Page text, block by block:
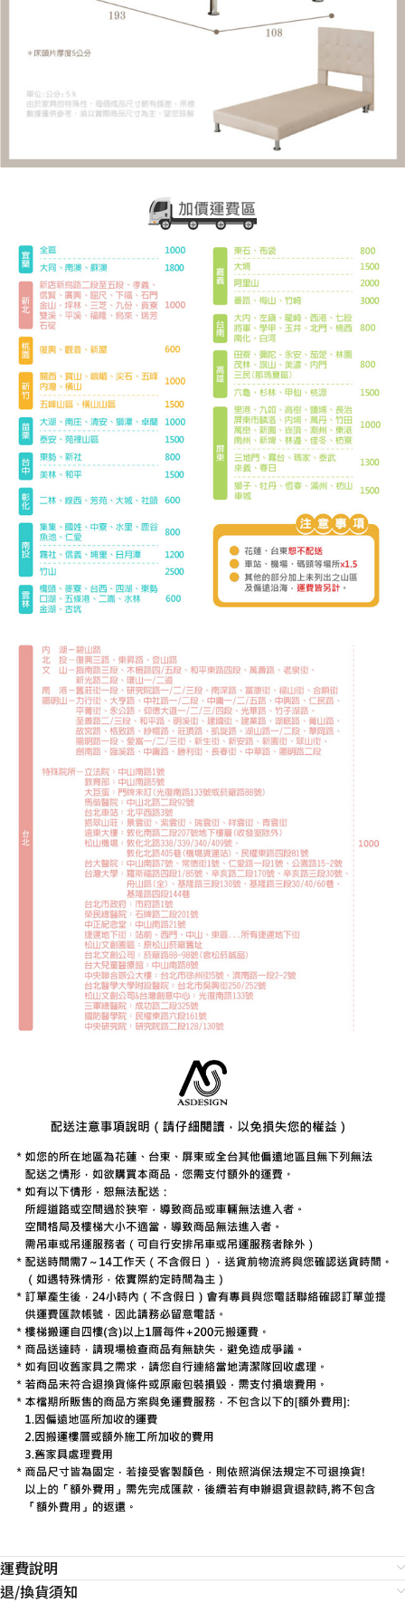
運費說明
退/換貨須知